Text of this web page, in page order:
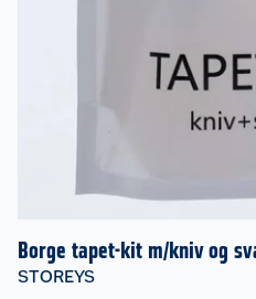
Borge tapet-kit m/kniv og
STOREYS